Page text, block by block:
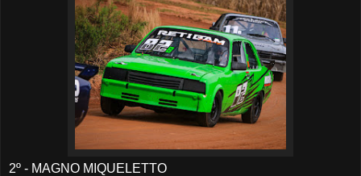
2º - MAGNO MIQUELETTO